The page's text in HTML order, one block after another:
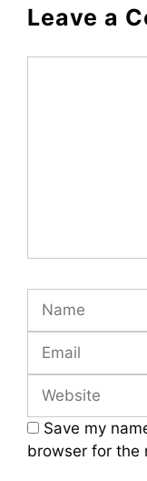
Leave a
Save my
browser for the